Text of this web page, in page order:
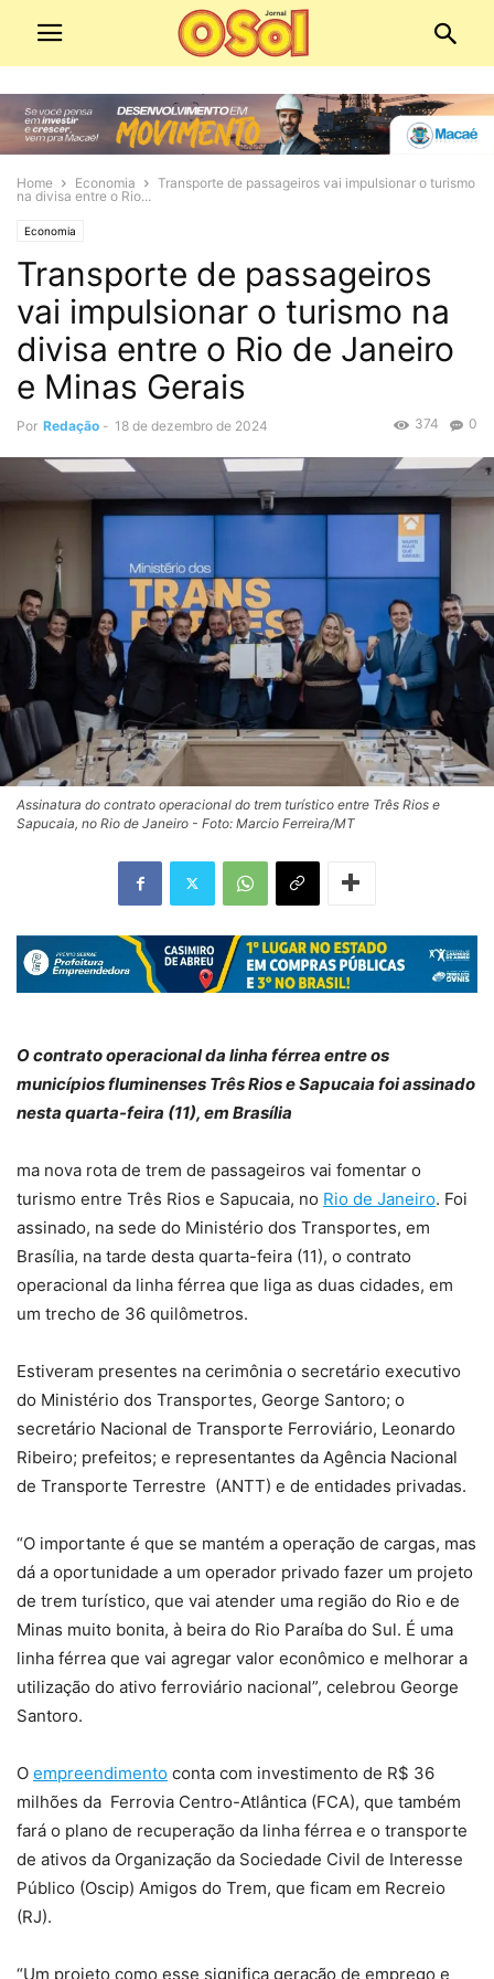
Home Economia
Transporte de passageiros vai impulsionar o turismo
na divisa entre o Rio...
Economia
Transporte de passageiros
vai impulsionar o turismo na
divisa entre o Rio de Janeiro
e Minas Gerais
Por Redação - 18 de dezembro de 2024 0
374
Assinatura do contrato operacional do trem turístico entre Três Rios e
Sapucaia, no Rio de Janeiro - Foto: Marcio Ferreira/MT
O contrato operacional da linha férrea entre os
municípios fluminenses Três Rios e Sapucaia foi assinado
nesta quarta-feira (11), em Brasília
ma nova rota de trem de passageiros vai fomentar o
turismo entre Três Rios e Sapucaia, no Rio de Janeiro. Foi
assinado, na sede do Ministério dos Transportes, em
Brasília, na tarde desta quarta-feira (11), o contrato
operacional da linha férrea que liga as duas cidades, em
um trecho de 36 quilômetros.
Estiveram presentes na cerimônia o secretário executivo
do Ministério dos Transportes, George Santoro; o
secretário Nacional de Transporte Ferroviário, Leonardo
Ribeiro; prefeitos; e representantes da Agência Nacional
de Transporte Terrestre (ANTT) e de entidades privadas.
“O importante é que se mantém a operação de cargas, mas
dá a oportunidade a um operador privado fazer um projeto
de trem turístico, que vai atender uma região do Rio e de
Minas muito bonita, à beira do Rio Paraíba do Sul. É uma
linha férrea que vai agregar valor econômico e melhorar a
utilização do ativo ferroviário nacional”, celebrou George
Santoro.
O empreendimento conta com investimento de R$ 36
milhões da Ferrovia Centro-Atlântica (FCA), que também
fará o plano de recuperação da linha férrea e o transporte
de ativos da Organização da Sociedade Civil de Interesse
Público (Oscip) Amigos do Trem, que ficam em Recreio
(RJ).
“Um projeto como esse significa geração de emprego e